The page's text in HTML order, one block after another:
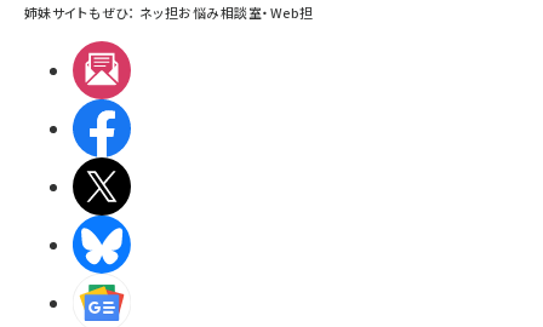
姉妹サイトもぜひ： ネッ担お悩み相談室・Web担